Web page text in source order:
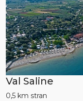
Val Saline
0,5 km stran